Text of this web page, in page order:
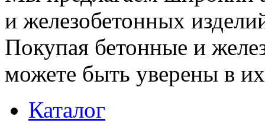
и железобетонных
Покупая бетонные и
можете быть уверены в их
Каталог